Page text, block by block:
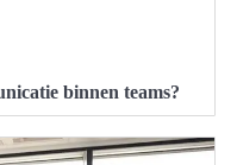
binnen teams?